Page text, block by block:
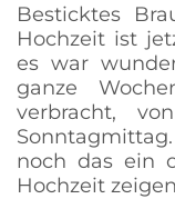
Besticktes
Hochzeit ist
es war
ganze
verbracht,
noch das ein
Hochzeit